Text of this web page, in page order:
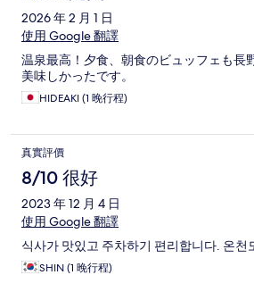
2026 年 2 月 1 日
使用 Google 翻譯
温泉最高！夕食、朝食のビュッフェも長
美味しかったです。
HIDEAKI (1 晚行程)
真實評價
8/10 很好
2023 年 12 月 4 日
使用 Google 翻譯
식사가 맛있고 주차하기 편리합니다. 온천
SHIN (1 晚行程)